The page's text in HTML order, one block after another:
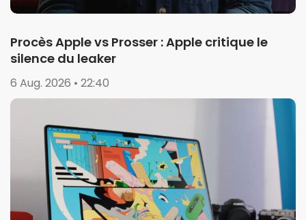
Procès Apple vs Prosser : Apple critique le
silence du leaker
6 Aug. 2026 • 22:40